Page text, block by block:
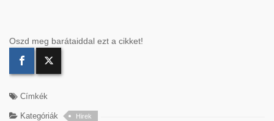
Oszd meg barátaiddal ezt a cikket!
Címkék
Kategóriák Hirek